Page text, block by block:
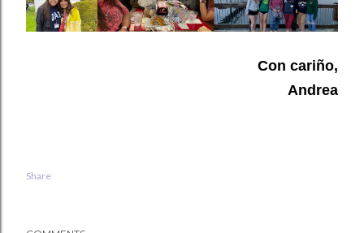
Con cariño,
Andrea
Share